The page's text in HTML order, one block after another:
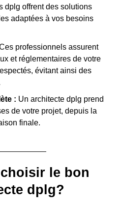
dplg offrent des solutions
adaptées à vos besoins
professionnels assurent
et réglementaires de votre
évitant ainsi des
: Un architecte dplg prend
de votre projet, depuis la
finale.
le bon
dplg?